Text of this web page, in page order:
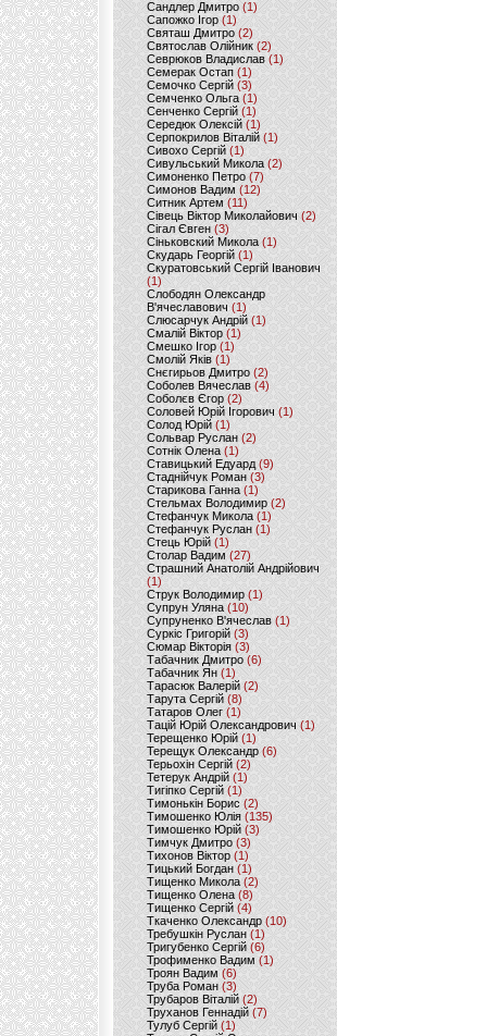
Сандлер Дмитро(1)
Сапожко Ігор(1)
Святаш Дмитро (2)
Святослав Олійник (2)
Севрюков Владислав (1)
Семерак Остап (1)
Семочко Сергій (3)
Семченко Ольга (1)
Сенченко Сергій(1)
Середюк Олексій(1)
Серпокрилов Віталій(1)
Сивохо Сергій(1)
Сивульський Микола(2)
Симоненко Петро(7)
Симонов Вадим (12)
Ситник Артем(11)
Сівець Віктор Миколайович(2)
Сігал Євген (3)
Сіньковский Микола(1)
Скударь Георгій (1)
Скуратовський Сергій Іванович
(1)
Слободян Олександр
В'ячеславович(1)
Слюсарчук Андрій(1)
Смалій Віктор (1)
Смешко Ігор (1)
Смолій Яків (1)
Снєгирьов Дмитро (2)
Соболев Вячеслав (4)
Соболєв Єгор(2)
Соловей Юрій Ігорович (1)
Солод Юрій (1)
Сольвар Руслан (2)
Сотнік Олена(1)
Ставицький Едуард (9)
Стаднійчук Роман(3)
Старикова Ганна (1)
Стельмах Володимир(2)
Стефанчук Микола (1)
Стефанчук Руслан (1)
Стець Юрій (1)
Столар Вадим(27)
Страшний Анатолій Андрійович
(1)
Струк Володимир (1)
Супрун Уляна (10)
Супруненко В'ячеслав (1)
Суркіс Григорій (3)
Сюмар Вікторія (3)
Табачник Дмитро (6)
Табачник Ян(1)
Тарасюк Валерій (2)
Тарута Сергій (8)
Татаров Олег(1)
Тацій Юрій Олександрович(1)
Терещенко Юрій(1)
Терещук Олександр(6)
Терьохін Сергій (2)
Тетерук Андрій (1)
Тигіпко Сергій(1)
Тимонькін Борис (2)
Тимошенко Юлія (135)
Тимошенко Юрій(3)
Тимчук Дмитро (3)
Тихонов Віктор (1)
Тицький Богдан (1)
Тищенко Микола (2)
Тищенко Олена (8)
Тищенко Сергій (4)
Ткаченко Олександр (10)
Требушкін Руслан (1)
Тригубенко Сергій(6)
Трофименко Вадим (1)
Троян Вадим (6)
Труба Роман(3)
Трубаров Віталій (2)
Труханов Геннадій (7)
Тулуб Сергій(1)